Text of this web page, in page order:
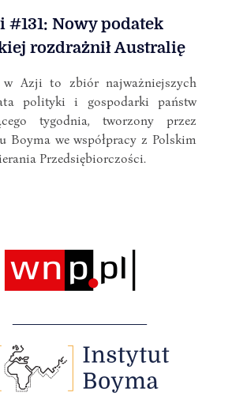
Nowy podatek
rozdrażnił Australię
w Azji to zbiór najważniejszych
polityki i gospodarki państw
tygodnia, tworzony przez
Boyma we współpracy z Polskim
Przedsiębiorczości.